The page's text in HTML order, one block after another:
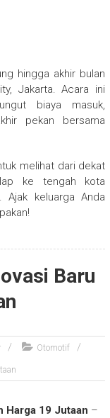
hingga akhir bulan
Jakarta. Acara ini
biaya masuk,
pekan bersama
melihat dari dekat
ke tengah kota
Ajak keluarga Anda
Baru
Otomotif
Harga 19 Jutaan –